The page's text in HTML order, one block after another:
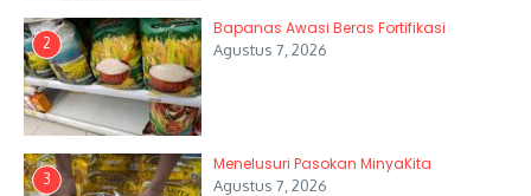
2
Bapanas Awasi Beras Fortifikasi
Agustus 7, 2026
3
Menelusuri Pasokan MinyaKita
Agustus 7, 2026